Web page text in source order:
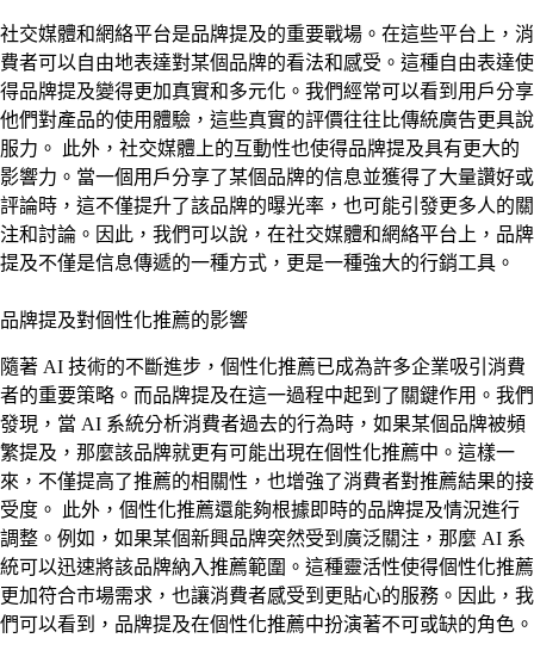
社交媒體和網絡平台是品牌提及的重要戰場。在這些平台上，消
費者可以自由地表達對某個品牌的看法和感受。這種自由表達使
得品牌提及變得更加真實和多元化。我們經常可以看到用戶分享
他們對產品的使用體驗，這些真實的評價往往比傳統廣告更具說
服力。 此外，社交媒體上的互動性也使得品牌提及具有更大的
影響力。當一個用戶分享了某個品牌的信息並獲得了大量讚好或
評論時，這不僅提升了該品牌的曝光率，也可能引發更多人的關
注和討論。因此，我們可以說，在社交媒體和網絡平台上，品牌
提及不僅是信息傳遞的一種方式，更是一種強大的行銷工具。
品牌提及對個性化推薦的影響
隨著 AI 技術的不斷進步，個性化推薦已成為許多企業吸引消費
者的重要策略。而品牌提及在這一過程中起到了關鍵作用。我們
發現，當 AI 系統分析消費者過去的行為時，如果某個品牌被頻
繁提及，那麼該品牌就更有可能出現在個性化推薦中。這樣一
來，不僅提高了推薦的相關性，也增強了消費者對推薦結果的接
受度。 此外，個性化推薦還能夠根據即時的品牌提及情況進行
調整。例如，如果某個新興品牌突然受到廣泛關注，那麼 AI 系
統可以迅速將該品牌納入推薦範圍。這種靈活性使得個性化推薦
更加符合市場需求，也讓消費者感受到更貼心的服務。因此，我
們可以看到，品牌提及在個性化推薦中扮演著不可或缺的角色。